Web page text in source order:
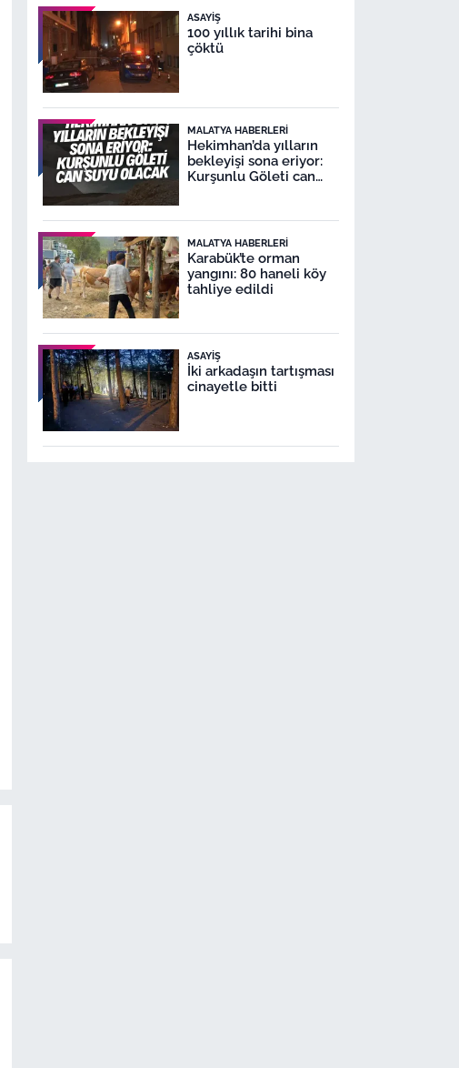
ASAYIŞ
100 yıllık tarihi bina
çöktü
MALATYA HABERLERI
Hekimhan’da yılların
bekleyişi sona eriyor:
Kurşunlu Göleti can
MALATYA HABERLERI
Karabük’te orman
yangını: 80 haneli köy
tahliye edildi
ASAYIŞ
İki arkadaşın tartışması
cinayetle bitti